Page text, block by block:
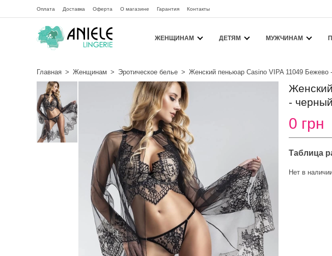
Оплата Доставка Оферта О магазине Гарантия Контакты
ЖЕНЩИНАМ ДЕТЯМ МУЖЧИНАМ
Главная > Женщинам > Эротическое белье > Женский пеньюар Casino VIPA 11049 Бежево
-
0 грн
Таблица
Нет в